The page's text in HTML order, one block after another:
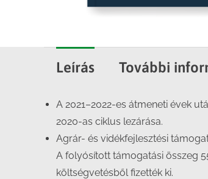
Leírás További
A 2021–2022-es átmeneti évek
2020-as ciklus lezárása.
Agrár- és vidékfejlesztési
A folyósított támogatási összeg
költségvetésből fizették ki.